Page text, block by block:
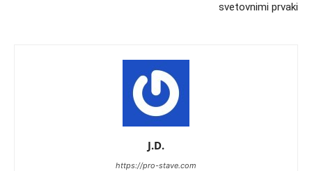
svetovnimi prvaki
J.D.
https://pro-stave.com